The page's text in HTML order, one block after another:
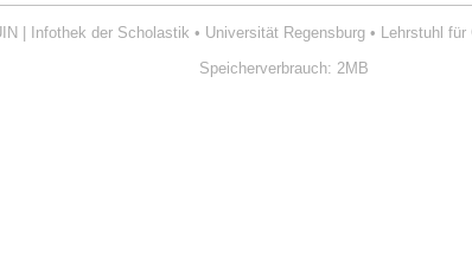
| Infothek der Scholastik • Universität Regensburg• Lehrstuhl für
Speicherverbrauch: 2MB